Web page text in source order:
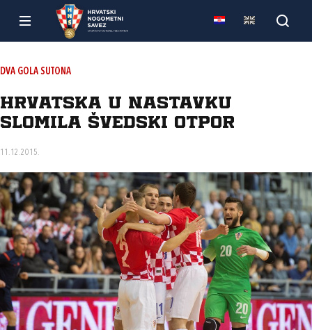
DVA GOLA SUTONA
Hrvatska u nastavku
slomila švedski otpor
11.12.2015.